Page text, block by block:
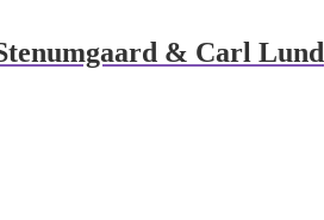
& Carl Lund